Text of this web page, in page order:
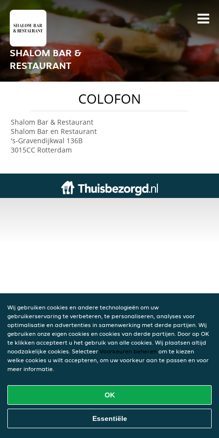
SHALOM BAR &
RESTAURANT
COLOFON
Shalom Bar & Restaurant
Shalom Bar en Restaurant
's-Gravendijkwal 136B
3015CC Rotterdam
Wij gebruiken cookies en andere technologieën om uw
gebruikerservaring te verbeteren, te personaliseren, analyses voor
optimalisatie en advertenties in samenwerking met derde partijen. Wij
gebruiken onze eigen cookies en cookies van derde partijen. Door op OK
te klikken accepteert u het gebruik van alle cookies. Wij plaatsen altijd
noodzakelijke cookies. Selecteer Voorkeuren beheren om te kiezen
welke cookies u wilt accepteren, om uw voorkeur aan te passen en voor
meer informatie.
OK
Essentiële